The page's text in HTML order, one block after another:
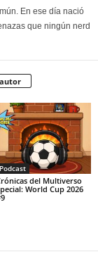
En ese día nació
que ningún nerd
Podcast
del Multiverso
World Cup 2026